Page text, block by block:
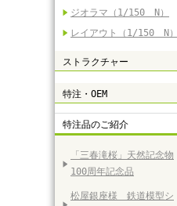
ジオラマ（1/150 N）
レイアウト（1/150 N）
ストラクチャー
特注・OEM
特注品のご紹介
「三春滝桜」天然記念物
100周年記念品
松屋銀座様 鉄道模型シ